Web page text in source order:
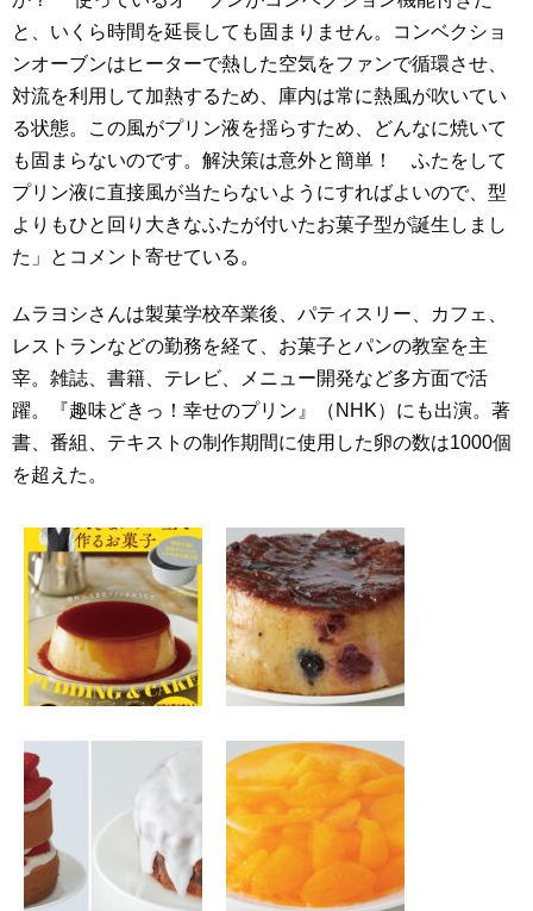
と、いくら時間を延長しても固まりません。コンベクショ
ンオーブンはヒーターで熱した空気をファンで循環させ、
対流を利用して加熱するため、庫内は常に熱風が吹いてい
る状態。この風がプリン液を揺らすため、どんなに焼いて
も固まらないのです。解決策は意外と簡単！ ふたをして
プリン液に直接風が当たらないようにすればよいので、型
よりもひと回り大きなふたが付いたお菓子型が誕生しまし
た」とコメント寄せている。
ムラヨシさんは製菓学校卒業後、パティスリー、カフェ、
レストランなどの勤務を経て、お菓子とパンの教室を主
宰。雑誌、書籍、テレビ、メニュー開発など多方面で活
躍。『趣味どきっ！幸せのプリン』（NHK）にも出演。著
書、番組、テキストの制作期間に使用した卵の数は1000個
を超えた。